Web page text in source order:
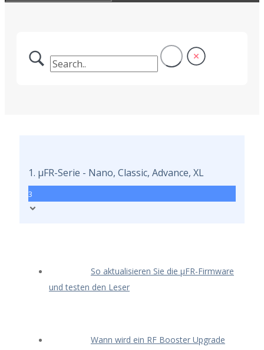
1. μFR-Serie - Nano, Classic, Advance, XL
3
So aktualisieren Sie die μFR-Firmware
und testen den Leser
Wann wird ein RF Booster Upgrade